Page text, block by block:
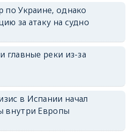
по Украине, однако
за атаку на судно
главные реки из-за
в Испании начал
внутри Европы